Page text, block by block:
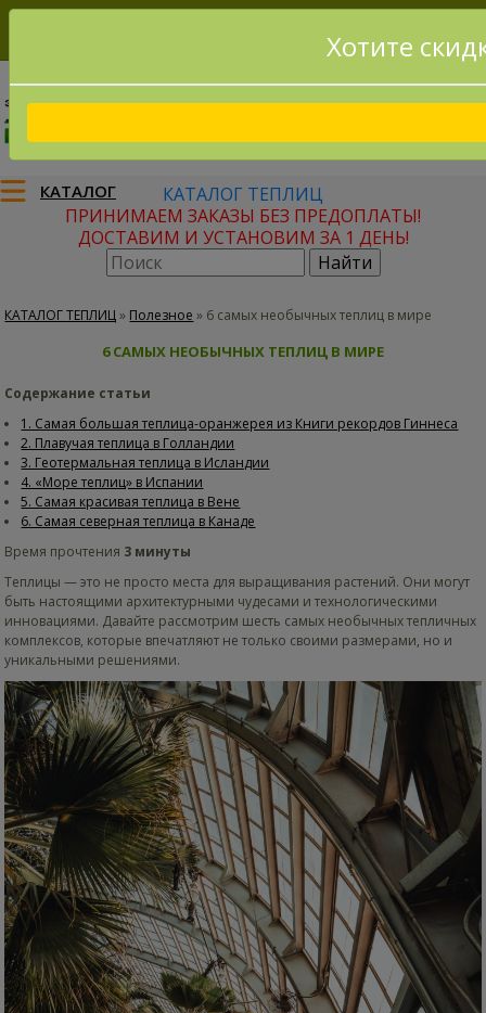
8(915)795-56-02
КАТАЛОГ
КАТАЛОГ ТЕПЛИЦ
ПРИНИМАЕМ ЗАКАЗЫ БЕЗ ПРЕДОПЛАТЫ!
ДОСТАВИМ И УСТАНОВИМ ЗА 1 ДЕНЬ!
КАТАЛОГ ТЕПЛИЦ» Полезное » 6 самых необычных теплиц в мире
6 САМЫХ НЕОБЫЧНЫХ ТЕПЛИЦ В МИРЕ
Содержание статьи
1. Самая большая теплица-оранжерея из Книги рекордов Гиннеса
2. Плавучая теплица в Голландии
3. Геотермальная теплица в Исландии
4. «Море теплиц» в Испании
5. Самая красивая теплица в Вене
6. Самая северная теплица в Канаде
Время прочтения 3 минуты
Теплицы — это не просто места для выращивания растений. Они могут
быть настоящими архитектурными чудесами и технологическими
инновациями. Давайте рассмотрим шесть самых необычных тепличных
комплексов, которые впечатляют не только своими размерами, но и
уникальными решениями.
Хотите